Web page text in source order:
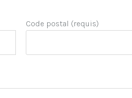
Code postal (requis)